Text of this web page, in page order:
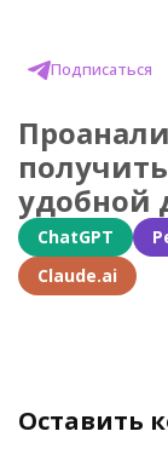
Подписаться
удобной
ChatGPT
Claude.ai
Оставить